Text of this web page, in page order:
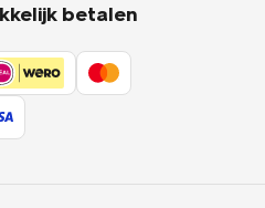
betalen